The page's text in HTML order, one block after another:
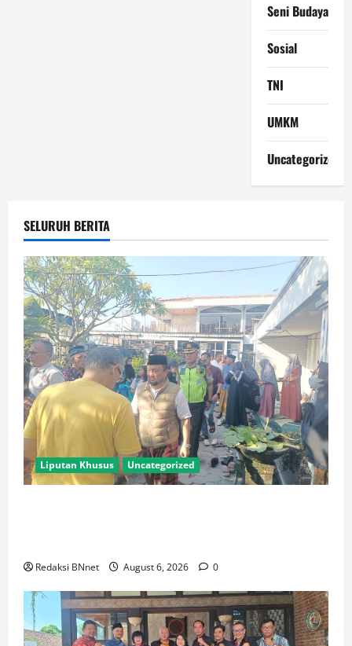
Seni Budaya
Sosial
TNI
UMKM
Uncategorized
SELURUH BERITA
Liputan Khusus Uncategorized
Redaksi BNnet August 6, 2026 0